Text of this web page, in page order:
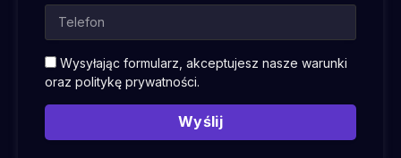
Wysyłając formularz, akceptujesz nasze warunki
oraz politykę prywatności.
Wyślij